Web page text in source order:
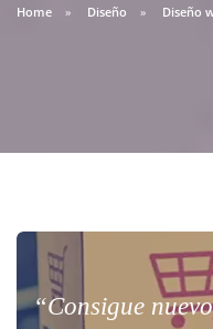
Home Diseño Diseño
“Consigue